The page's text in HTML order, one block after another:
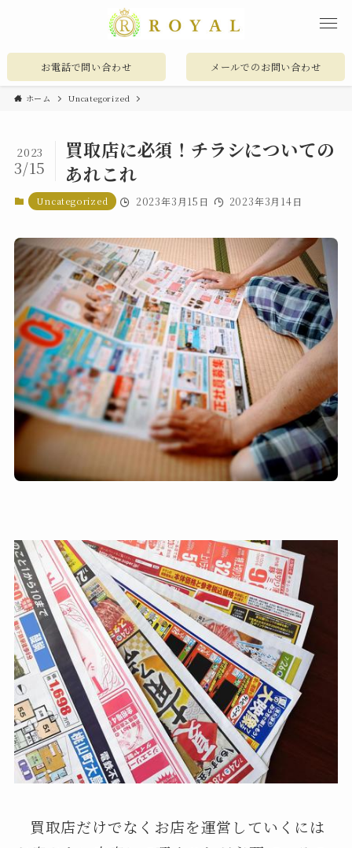
お電話で問い合わせ メールでのお問い合わせ
ホーム Uncategorized
買取店に必須！チラシについての
あれこれ
2023
3/15
Uncategorized 2023年3月15日 2023年3月14日
買取店だけでなくお店を運営していくには